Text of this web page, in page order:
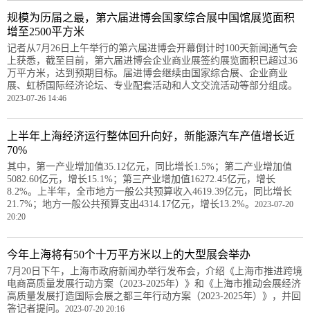
规模为历届之最，第六届进博会国家综合展中国馆展览面积
增至2500平方米
记者从7月26日上午举行的第六届进博会开幕倒计时100天新闻通气会
上获悉，截至目前，第六届进博会企业商业展签约展览面积已超过36
万平方米，达到预期目标。届进博会继续由国家综合展、企业商业
展、虹桥国际经济论坛、专业配套活动和人文交流活动等部分组成。
2023-07-26 14:46
上半年上海经济运行整体回升向好，新能源汽车产值增长近
70%
其中，第一产业增加值35.12亿元，同比增长1.5%；第二产业增加值
5082.60亿元，增长15.1%；第三产业增加值16272.45亿元，增长
8.2%。上半年，全市地方一般公共预算收入4619.39亿元，同比增长
21.7%；地方一般公共预算支出4314.17亿元，增长13.2%。 2023-07-20
20:20
今年上海将有50个十万平方米以上的大型展会举办
7月20日下午，上海市政府新闻办举行发布会，介绍《上海市推进跨境
电商高质量发展行动方案（2023-2025年）》和《上海市推动会展经济
高质量发展打造国际会展之都三年行动方案（2023-2025年）》，并回
答记者提问。 2023-07-20 20:16